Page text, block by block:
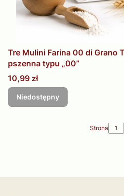
Tre Mulini Farina 00 di Grano
pszenna typu „00”
Cena
10,99 zł
Niedostępny
Strona